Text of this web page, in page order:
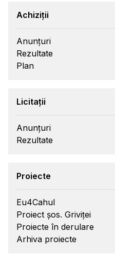
Achiziții
Anunțuri
Rezultate
Plan
Licitații
Anunțuri
Rezultate
Proiecte
Eu4Cahul
Proiect șos. Griviței
Proiecte în derulare
Arhiva proiecte